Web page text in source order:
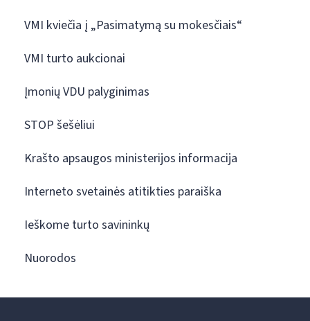
VMI kviečia į „Pasimatymą su mokesčiais“
VMI turto aukcionai
Įmonių VDU palyginimas
STOP šešėliui
Krašto apsaugos ministerijos informacija
Interneto svetainės atitikties paraiška
Ieškome turto savininkų
Nuorodos